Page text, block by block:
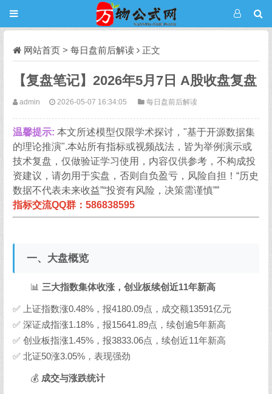
网站首页 > 每日盘前后解读 正文
【复盘笔记】2026年5月7日 A股收盘复盘
admin 2026-05-07 16:34:05 每日盘前后解读
温馨提示: 本文所述模型仅限学术探讨，"基于开源数据集
的理论推演".本站所有指标或视频战法，皆为举例演示或
技术复盘，仅做验证学习使用，内容仅供参考，不构成投
资建议，请勿用于实盘，否则自负盈亏，风险自担！“历史
数据不代表未来收益”“投资有风险，决策需谨慎””
指标交流QQ群：586838595
一、大盘概览
📊 三大指数集体收涨，创业板续创近11年新高
✅ 上证指数涨0.48%，报4180.09点，成交额13591亿元
✅ 深证成指涨1.18%，报15641.89点，续创逾5年新高
✅ 创业板指涨1.45%，报3833.06点，续创近11年新高
✅ 北证50涨3.05%，表现强劲
💰 成交与涨跌统计